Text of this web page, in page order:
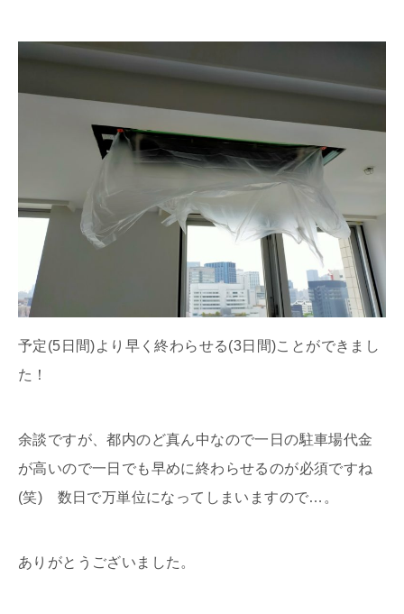
予定(5日間)より早く終わらせる(3日間)ことができまし
た！
余談ですが、都内のど真ん中なので一日の駐車場代金
が高いので一日でも早めに終わらせるのが必須ですね
(笑) 数日で万単位になってしまいますので…。
ありがとうございました。